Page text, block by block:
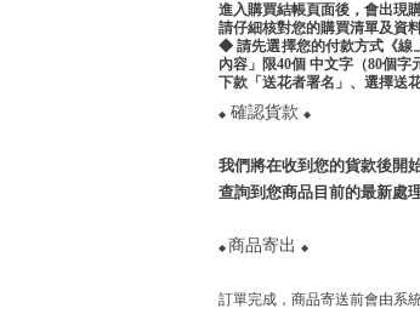
進入購買結帳頁面後，會出現
請仔細核對您的購買清單及資
◆ 請先選擇您的付款方式《線
內容」限40個 中文字（80個字
下款「送花者署名」、選擇送
◆ 確認貨款 ◆
我們將在收到您的貨款後開
查詢到您商品目前的最新處理
◆ 商品寄出 ◆
訂單完成，商品寄送前會由系